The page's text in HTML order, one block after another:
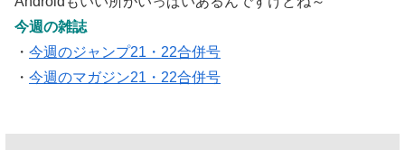
今週の雑誌
・ 今週のジャンプ21・22合併号
・ 今週のマガジン21・22合併号